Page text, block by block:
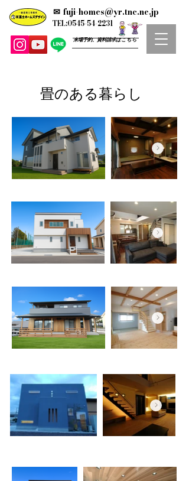
✉ fuji-homes@yr.tnc.ne.jp
TEL:0545-54-2231
来場予約、資料請求はこちら
​畳のある暮らし